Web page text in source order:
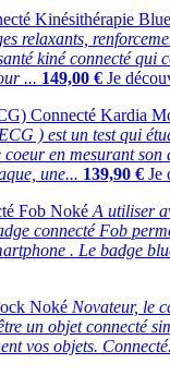
Kinésithérapie
relaxants,
kiné connecté qui
... 149,00 € Je
Connecté Kardia
) est un test qui
en mesurant
une... 139,90 € Je
Fob Noké A utiliser
connecté Fob
. Le badge
Noké Novateur, le
un objet connecté
vos objets.